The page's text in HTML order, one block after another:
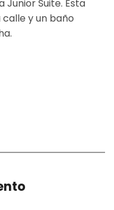
Junior Suite. Esta
y un baño